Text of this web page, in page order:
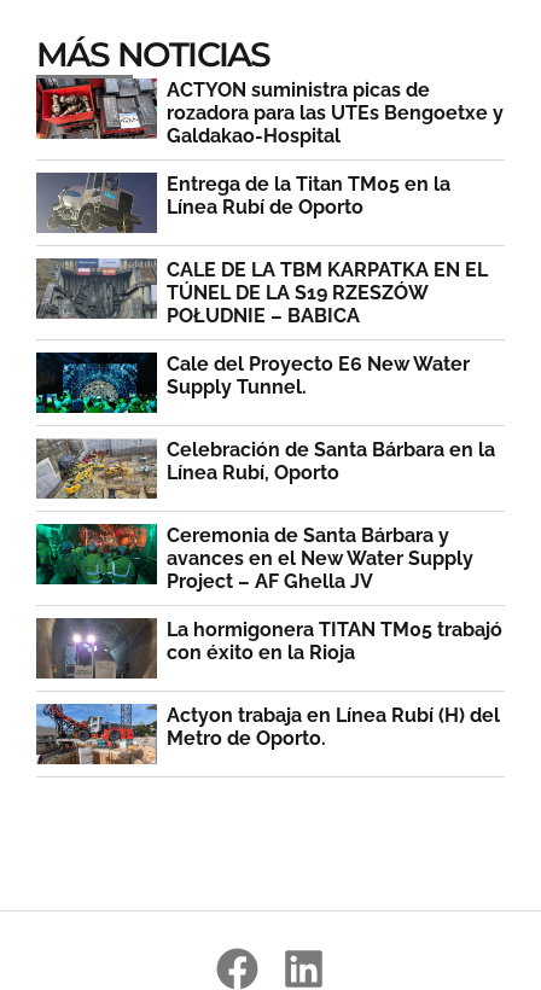
MÁS NOTICIAS
ACTYON suministra picas de
rozadora para las UTEs Bengoetxe y
Galdakao-Hospital
Entrega de la Titan TM05 en la
Línea Rubí de Oporto
CALE DE LA TBM KARPATKA EN EL
TÚNEL DE LA S19 RZESZÓW
POŁUDNIE – BABICA
Cale del Proyecto E6 New Water
Supply Tunnel.
Celebración de Santa Bárbara en la
Línea Rubí, Oporto
Ceremonia de Santa Bárbara y
avances en el New Water Supply
Project – AF Ghella JV
La hormigonera TITAN TM05 trabajó
con éxito en la Rioja
Actyon trabaja en Línea Rubí (H) del
Metro de Oporto.